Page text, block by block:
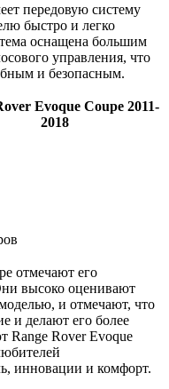
передовую систему
быстро и легко
оснащена большим
управления, что
и безопасным.
Evoque Coupe 2011-
2018
отмечают его
высоко оценивают
и отмечают, что
и делают его более
Range Rover Evoque
инновации и комфорт.